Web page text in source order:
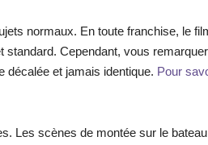
normaux. En toute franchise, le
Cependant, vous
décalée et jamais identique. Pour
Les scènes de montée sur le bateau